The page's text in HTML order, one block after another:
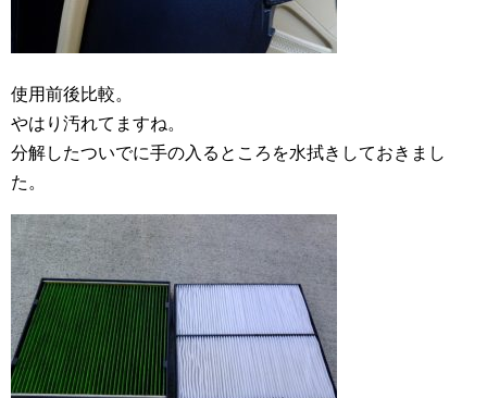
使用前後比較。
やはり汚れてますね。
分解したついでに手の入るところを水拭きしておきまし
た。